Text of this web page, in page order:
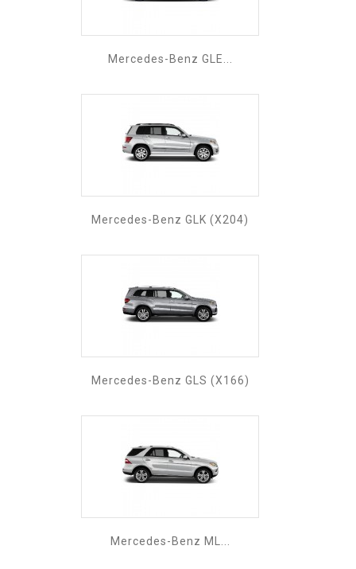
Mercedes-Benz GLE...
Mercedes-Benz GLK (X204)
Mercedes-Benz GLS (X166)
Mercedes-Benz ML...